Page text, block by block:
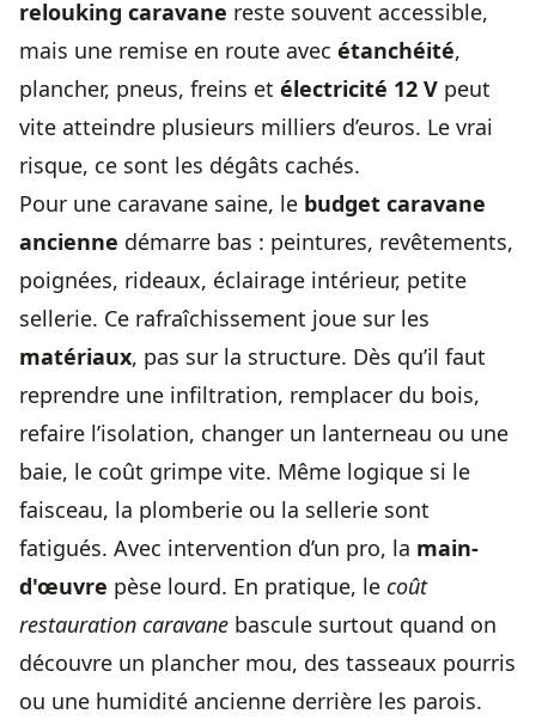
relouking caravane reste souvent accessible,
mais une remise en route avec étanchéité,
plancher, pneus, freins et électricité 12 V peut
vite atteindre plusieurs milliers d’euros. Le vrai
risque, ce sont les dégâts cachés.
Pour une caravane saine, le budget caravane
ancienne démarre bas : peintures, revêtements,
poignées, rideaux, éclairage intérieur, petite
sellerie. Ce rafraîchissement joue sur les
matériaux, pas sur la structure. Dès qu’il faut
reprendre une infiltration, remplacer du bois,
refaire l’isolation, changer un lanterneau ou une
baie, le coût grimpe vite. Même logique si le
faisceau, la plomberie ou la sellerie sont
fatigués. Avec intervention d’un pro, la main-
d'œuvre pèse lourd. En pratique, le coût
restauration caravane bascule surtout quand on
découvre un plancher mou, des tasseaux pourris
ou une humidité ancienne derrière les parois.